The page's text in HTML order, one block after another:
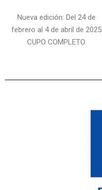
Nueva edición: Del 24 de
febrero al 4 de abril de 2025
CUPO COMPLETO